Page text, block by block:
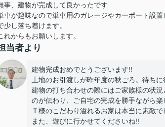
事、建物が完成して良かったです
車が趣味なので単車用のガレージやカーポート設
少し落ち着けます。
れからもお願いします。
当者より
建物完成おめでとうございます!!
土地のお引渡しが昨年度の秋ごろ。待ちに
建物の打ち合わせの際にはご家族様の状
のが伝わり、ご自宅の完成を勝手ながら楽
Ｔ様のこだわり溢れるお家は本当に素敵で
また、遊びに行かせてくださいね!!